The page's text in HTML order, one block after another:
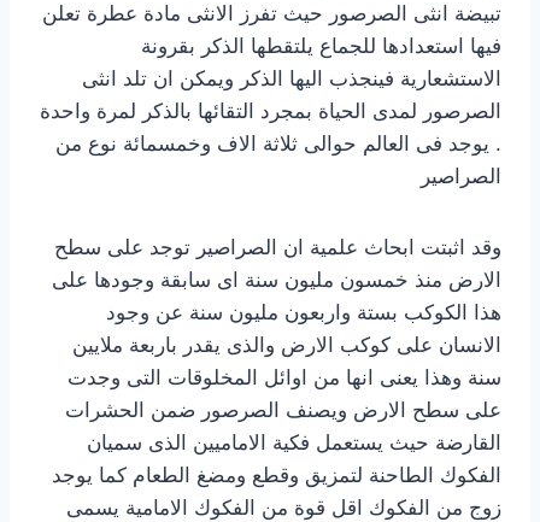
تبيضة انثى الصرصور حيث تفرز الانثى مادة عطرة تعلن
فيها استعدادها للجماع يلتقطها الذكر بقرونة
الاستشعارية فينجذب اليها الذكر ويمكن ان تلد انثى
الصرصور لمدى الحياة بمجرد التقائها بالذكر لمرة واحدة
. يوجد فى العالم حوالى ثلاثة الاف وخمسمائة نوع من
الصراصير
وقد اثبتت ابحاث علمية ان الصراصير توجد على سطح
الارض منذ خمسون مليون سنة اى سابقة وجودها على
هذا الكوكب بستة واربعون مليون سنة عن وجود
الانسان على كوكب الارض والذى يقدر باربعة ملايين
سنة وهذا يعنى انها من اوائل المخلوقات التى وجدت
على سطح الارض ويصنف الصرصور ضمن الحشرات
القارضة حيث يستعمل فكية الاماميين الذى سميان
الفكوك الطاحنة لتمزيق وقطع ومضغ الطعام كما يوجد
زوج من الفكوك اقل قوة من الفكوك الامامية يسمى